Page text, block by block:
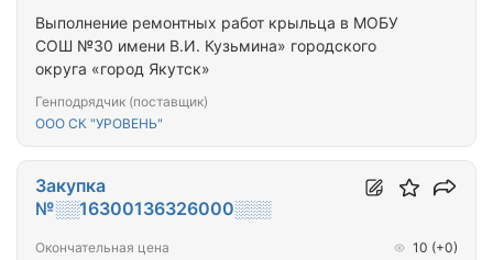
Выполнение ремонтных работ крыльца в МОБУ
СОШ №30 имени В.И. Кузьмина» городского
округа «город Якутск»
Генподрядчик (поставщик)
ООО СК "УРОВЕНЬ"
Закупка
№░░16300136326000░░░
Окончательная цена 10 (+0)